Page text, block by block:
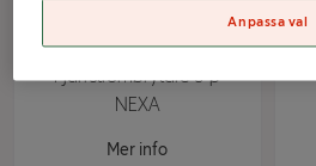
Fjärrströmbrytare 3-p
NEXA
Mer info
Anpassa val